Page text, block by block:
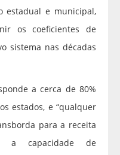
estadual e municipal,
os coeficientes de
sistema nas décadas
a cerca de 80%
estados, e “qualquer
para a receita
a capacidade de